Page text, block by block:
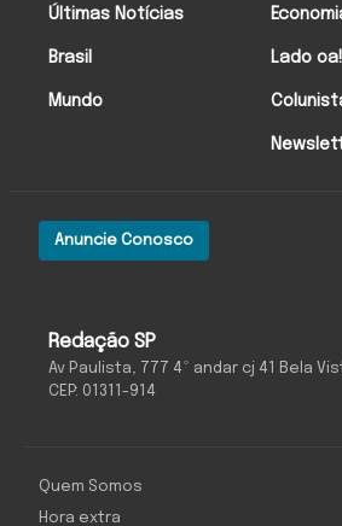
Redação SP
Av Paulista, 777 4º andar cj 41 Bela
CEP: 01311-914
Anuncie Conosco
Últimas Notícias
Brasil
Mundo
Lado oa!
Quem Somos
Hora extra